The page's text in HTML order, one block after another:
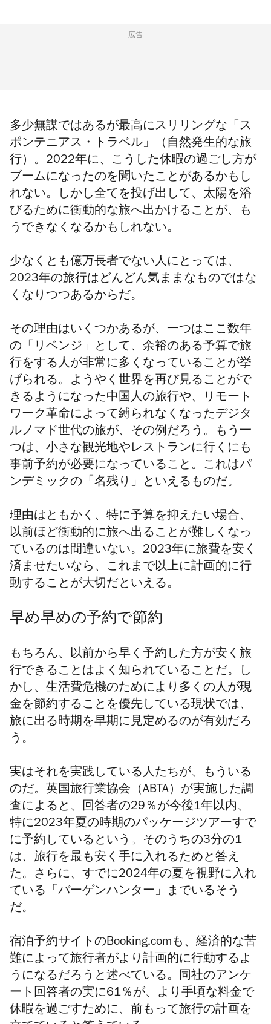
広告
多少無謀ではあるが最高にスリリングな「ス
ポンテニアス・トラベル」（自然発生的な旅
行）。 2022年に、こうした休暇の過ごし方が
ブームになったのを聞いたことがあるかもし
れない。
しかし全てを投げ出して、 太陽を浴
びるために衝動的な旅へ出かけることが、も
う
できなくなるかもしれない。
少なくとも億万長者でない人にとっては、
2023年の旅行はどんどん気ままなものではな
くなりつつあるからだ。
その理由はいくつかあるが、一つはここ数年
の「リベンジ」として、余裕のある予算で旅
行をする人が非常に多くなっていることが挙
げられる。ようやく世界を再び見ることがで
きるようになった中国人の旅行や、リモート
ワーク革命によって縛られなくなったデジタ
ルノマド世代の旅が、その例だろう。もう 一
つは、小さな観光地やレストランに行くにも
事前予約が必要になっていること。これはパ
ンデミックの「名残り」といえるものだ。
理由はともかく、特に予算を抑えたい場合、
以前ほど衝動的に旅へ出ることが難しくなっ
ているのは間違いない。2023年に旅費を安く
済ませたいなら、これまで以上に計画的に行
動することが大切だといえる。
早め早めの予約で節約
もちろん、以前から早く予約した方が安く旅
行できることはよく知られていることだ。し
かし、生活費危機のためにより多くの人が現
金を節約することを優先している現状では、
旅に出る時期を早期に見定めるのが有効だろ
う。
実はそれを実践している人たちが、 もう いる
のだ。英国旅行業協会（ABTA）が実施した調
査によると、回答者の29％が今後1年以内、
特に2023年夏の時期のパッケージツアーすで
に予約しているという。そのうちの3分の1
は、旅行を最も安く手に入れるためと答え
た。さらに、すでに2024年の夏を視野に入れ
ている「バーゲンハンター」までいるそう
だ。
宿泊予約サイトのBooking.comも、経済的な苦
難によって旅行者がより計画的に行動するよ
うになるだろうと述べている。同社のアンケ
ート回答者の実に61％が、より手頃な料金で
休暇を過ごすために、前もって旅行の計画を